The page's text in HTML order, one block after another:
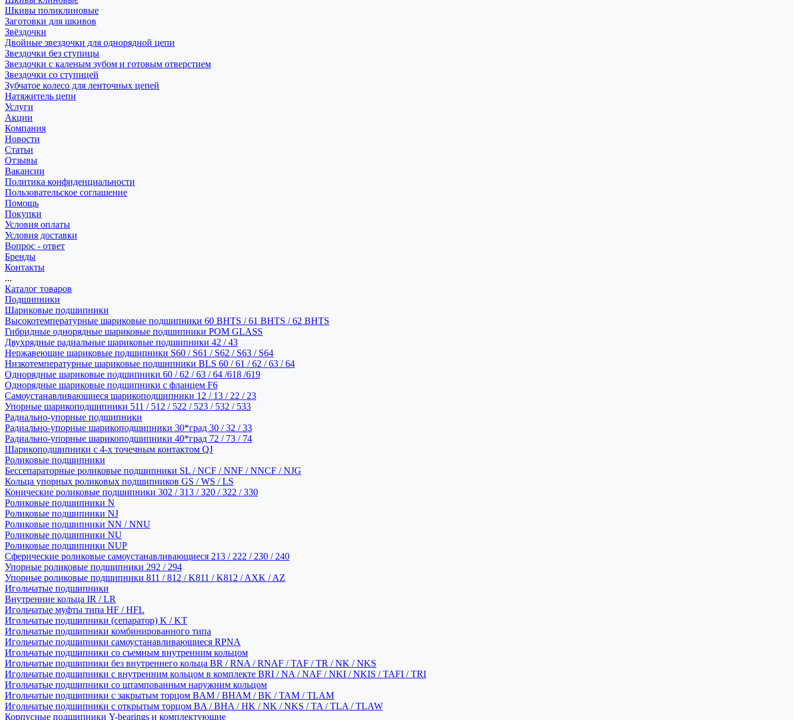
Шкивы поликлиновые
Заготовки для шкивов
Звёздочки
Двойные звездочки для однорядной цепи
Звездочки без ступицы
Звездочки с каленым зубом и готовым отверстием
Звездочки со ступицей
Зубчатое колесо для ленточных цепей
Натяжитель цепи
Услуги
Акции
Компания
Новости
Статьи
Отзывы
Вакансии
Политика конфиденциальности
Пользовательское соглашение
Помощь
Покупки
Условия оплаты
Условия доставки
Вопрос - ответ
Бренды
Контакты
...
Каталог товаров
Подшипники
Шариковые подшипники
Высокотемпературные шариковые подшипники 60 BHTS / 61 BHTS / 62 BHTS
Гибридные однорядные шариковые подшипники POM GLASS
Двухрядные радиальные шариковые подшипники 42 / 43
Нержавеющие шариковые подшипники S60 / S61 / S62 / S63 / S64
Низкотемпературные шариковые подшипники BLS 60 / 61 / 62 / 63 / 64
Однорядные шариковые подшипники 60 / 62 / 63 / 64 /618 /619
Однорядные шариковые подшипники с фланцем F6
Самоустанавливающиеся шарикоподшипники 12 / 13 / 22 / 23
Упорные шарикоподшипники 511 / 512 / 522 / 523 / 532 / 533
Радиально-упорные подшипники
Радиально-упорные шарикоподшипники 30*град 30 / 32 / 33
Радиально-упорные шарикоподшипники 40*град 72 / 73 / 74
Шарикоподшипники с 4-х точечным контактом QJ
Роликовые подшипники
Бессепараторные роликовые подшипники SL / NCF / NNF / NNCF / NJG
Кольца упорных роликовых подшипников GS / WS / LS
Конические роликовые подшипники 302 / 313 / 320 / 322 / 330
Роликовые подшипники N
Роликовые подшипники NJ
Роликовые подшипники NN / NNU
Роликовые подшипники NU
Роликовые подшипники NUP
Сферические роликовые самоустанавливающиеся 213 / 222 / 230 / 240
Упорные роликовые подшипники 292 / 294
Упорные роликовые подшипники 811 / 812 / K811 / K812 / AXK / AZ
Игольчатые подшипники
Внутренние кольца IR / LR
Игольчатые муфты типа HF / HFL
Игольчатые подшипники (сепаратор) K / KT
Игольчатые подшипники комбинированного типа
Игольчатые подшипники самоустанавливающиеся RPNA
Игольчатые подшипники со съемным внутренним кольцом
Игольчатые подшипники без внутреннего кольца BR / RNA / RNAF / TAF / TR / NK / NKS
Игольчатые подшипники с внутренним кольцом в комплекте BRI / NA / NAF / NKI / NKIS / TAFI / TRI
Игольчатые подшипники со штампованным наружним кольцом
Игольчатые подшипники с закрытым торцом BAM / BHAM / BK / TAM / TLAM
Игольчатые подшипники с открытым торцом BA / BHA / HK / NK / NKS / TA / TLA / TLAW
Корпусные подшипники Y-bearings и комплектующие